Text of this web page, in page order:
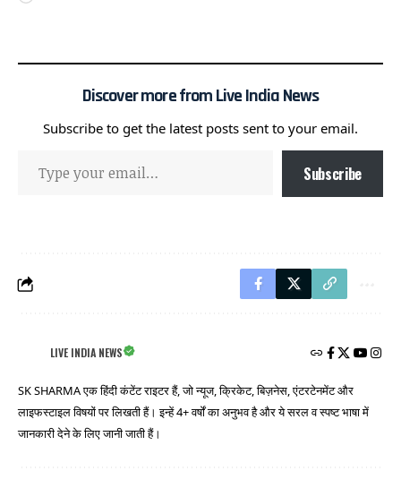
Discover more from Live India News
Subscribe to get the latest posts sent to your email.
Subscribe
LIVE INDIA NEWS
SK SHARMA एक हिंदी कंटेंट राइटर हैं, जो न्यूज, क्रिकेट, बिज़नेस, एंटरटेनमेंट और
लाइफस्टाइल विषयों पर लिखती हैं। इन्हें 4+ वर्षों का अनुभव है और ये सरल व स्पष्ट भाषा में
जानकारी देने के लिए जानी जाती हैं।